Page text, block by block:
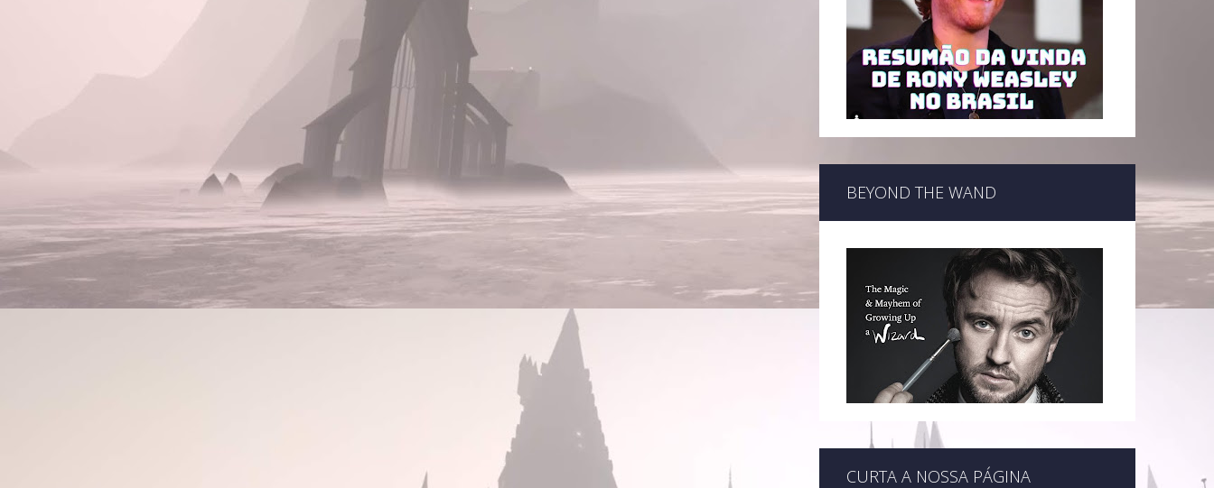
BEYOND THE WAND
CURTA A NOSSA PÁGINA